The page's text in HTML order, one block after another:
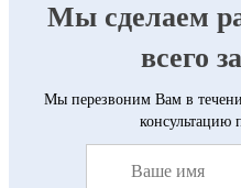
Мы сделаем
всего за
Мы перезвоним Вам в
консультацию